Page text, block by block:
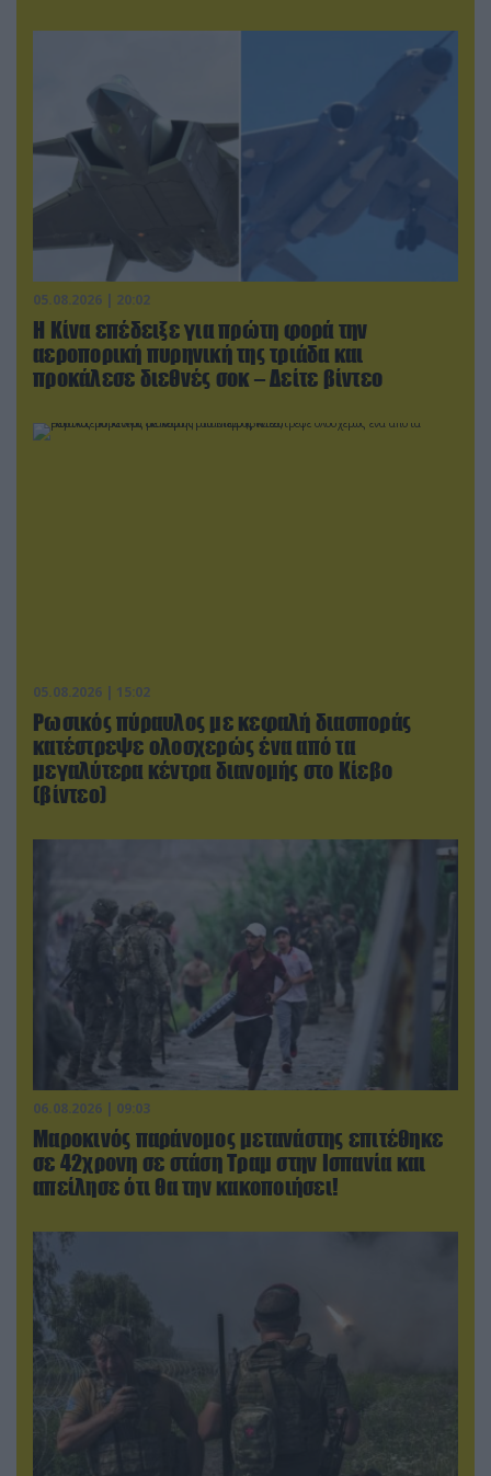
05.08.2026 | 20:02
Η Κίνα επέδειξε για πρώτη φορά την
αεροπορική πυρηνική της τριάδα και
προκάλεσε διεθνές σοκ – Δείτε βίντεο
05.08.2026 | 15:02
Ρωσικός πύραυλος με κεφαλή διασποράς
κατέστρεψε ολοσχερώς ένα από τα
μεγαλύτερα κέντρα διανομής στο Κίεβο
(βίντεο)
06.08.2026 | 09:03
Μαροκινός παράνομος μετανάστης επιτέθηκε
σε 42χρονη σε στάση Τραμ στην Ισπανία και
απείλησε ότι θα την κακοποιήσει!